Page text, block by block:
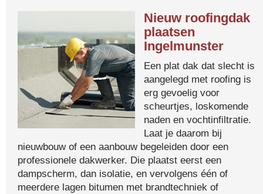
Nieuw roofingdak
plaatsen
Ingelmunster
Een plat dak dat slecht is
aangelegd met roofing is
erg gevoelig voor
scheurtjes, loskomende
naden en vochtinfiltratie.
Laat je daarom bij
nieuwbouw of een aanbouw begeleiden door een
professionele dakwerker. Die plaatst eerst een
dampscherm, dan isolatie, en vervolgens één of
meerdere lagen bitumen met brandtechniek of